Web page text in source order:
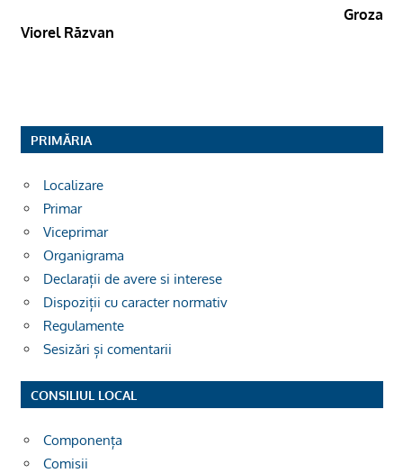
Groza
Viorel Răzvan
PRIMĂRIA
Localizare
Primar
Viceprimar
Organigrama
Declarații de avere si interese
Dispoziții cu caracter normativ
Regulamente
Sesizări și comentarii
CONSILIUL LOCAL
Componența
Comisii